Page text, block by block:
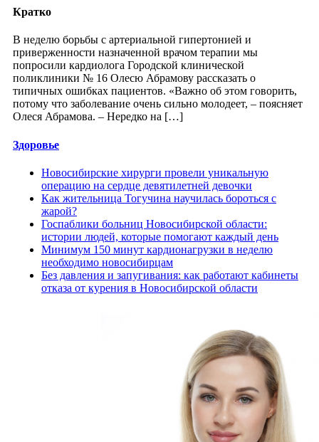
Кратко
В неделю борьбы с артериальной гипертонией и
приверженности назначенной врачом терапии мы
попросили кардиолога Городской клинической
поликлиники № 16 Олесю Абрамову рассказать о
типичных ошибках пациентов. «Важно об этом говорить,
потому что заболевание очень сильно молодеет, – поясняет
Олеся Абрамова. – Нередко на […]
Здоровье
Новосибирские хирурги провели уникальную
операцию на сердце девятилетней девочки
Как жительница Тогучина научилась бороться с
жарой?
Госпаблики больниц Новосибирской области:
истории людей, которые помогают каждый день
Минимум 150 минут кардионагрузки в неделю
необходимо новосибирцам
Без давления и запугивания: как работают кабинеты
отказа от курения в Новосибирской области